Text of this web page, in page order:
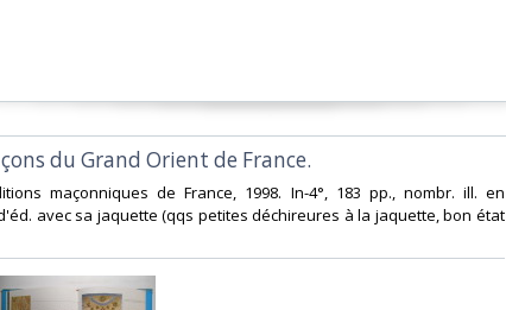
du Grand Orient de France.‎
maçonniques de France, 1998. In-4°, 183 pp., nombr. ill. en
avec sa jaquette (qqs petites déchireures à la jaquette, bon état